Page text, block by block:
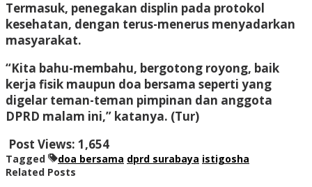
Termasuk, penegakan displin pada protokol
kesehatan, dengan terus-menerus menyadarkan
masyarakat.
“Kita bahu-membahu, bergotong royong, baik
kerja fisik maupun doa bersama seperti yang
digelar teman-teman pimpinan dan anggota
DPRD malam ini,” katanya. (Tur)
Post Views: 1,654
Tagged doa bersama dprd surabaya istigosha
Related Posts